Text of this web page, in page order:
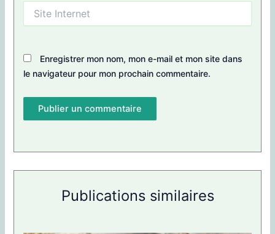
Internet
Enregistrer mon nom, mon e-mail et mon site dans
le navigateur pour mon prochain commentaire.
Publications similaires